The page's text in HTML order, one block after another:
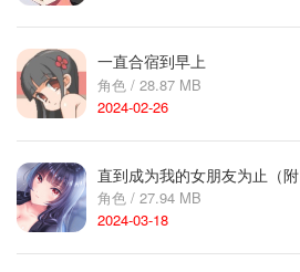
一直合宿到早上
角色 / 28.87 MB
2024-02-26
直到成为我的女朋友为止（附
完美攻略）
角色 / 27.94 MB
2024-03-18